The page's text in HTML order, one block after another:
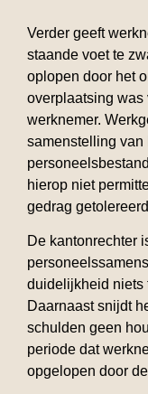
Verder geeft
staande voet te
oplopen door het
overplaatsing
werknemer.
samenstelling van
hierop niet
gedrag
De kantonrechter
duidelijkheid niets
Daarnaast snijdt
schulden geen
periode dat
opgelopen door